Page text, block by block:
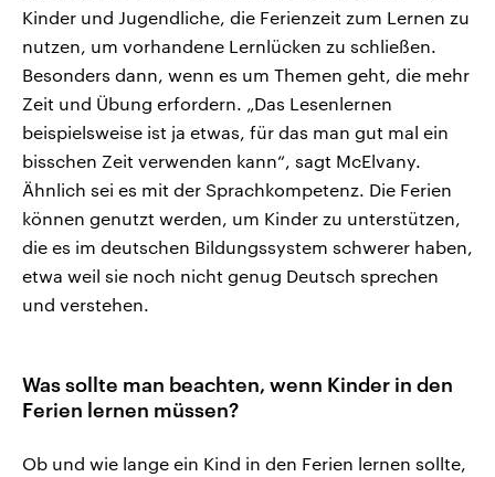
Kinder und Jugendliche, die Ferienzeit zum Lernen zu
nutzen, um vorhandene Lernlücken zu schließen.
Besonders dann, wenn es um Themen geht, die mehr
Zeit und Übung erfordern. „Das Lesenlernen
beispielsweise ist ja etwas, für das man gut mal ein
bisschen Zeit verwenden kann“, sagt McElvany.
Ähnlich sei es mit der Sprachkompetenz. Die Ferien
können genutzt werden, um Kinder zu unterstützen,
die es im deutschen Bildungssystem schwerer haben,
etwa weil sie noch nicht genug Deutsch sprechen
und verstehen.
Was sollte man beachten, wenn Kinder in den
Ferien lernen müssen?
Ob und wie lange ein Kind in den Ferien lernen sollte,